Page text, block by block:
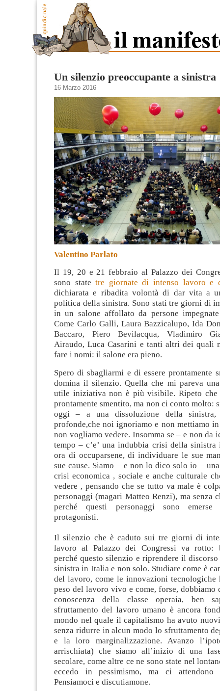
Un silenzio preoccupante a sinistra
16 Marzo 2016
Valentino Parlato
Il 19, 20 e 21 febbraio al Palazzo dei
sono statetre giornate di intenso lavoro e
dichiarata e ribadita volontà di dar vita a
politica della sinistra. Sono stati tre giorni di
in un salone affollato da persone
Come Carlo Galli, Laura Bazzicalupo, Ida
Baccaro, Piero Bevilacqua, Vladimiro
Airaudo, Luca Casarini e tanti altri dei quali
fare i nomi: il salone era pieno.
Spero di sbagliarmi e di essere prontamente
domina il silenzio. Quella che mi pareva
utile iniziativa non è più visibile. Ripeto che
prontamente smentito, ma non ci conto molto:
oggi – a una dissoluzione della
profonde,che noi ignoriamo e non mettiamo
non vogliamo vedere. Insomma se – e non da
tempo – c’e’ una indubbia crisi della sinistra
ora di occuparsene, di individuare le sue
sue cause. Siamo – e non lo dico solo io –
crisi economica , sociale e anche culturale
vedere , pensando che se tutto va male è
personaggi (magari Matteo Renzi), ma senza
perché questi personaggi sono
protagonisti.
Il silenzio che è caduto sui tre giorni di
lavoro al Palazzo dei Congressi va rotto:
perché questo silenzio e riprendere il
sinistra in Italia e non solo. Studiare come è
del lavoro, come le innovazioni
peso del lavoro vivo e come, forse, dobbiamo
conoscenza della classe operaia, ben
sfruttamento del lavoro umano è ancora
mondo nel quale il capitalismo ha avuto
senza ridurre in alcun modo lo sfruttamento
e la loro marginalizzazione. Avanzo
arrischiata) che siamo all’inizio di una
secolare, come altre ce ne sono state nel
eccedo in pessimismo, ma ci
Pensiamoci e discutiamone.